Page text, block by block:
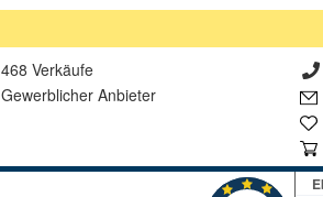
468 Verkäufe
Gewerblicher Anbieter